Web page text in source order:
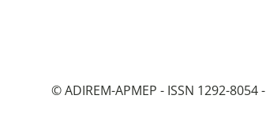
© ADIREM-APMEP - ISSN 1292-8054 -